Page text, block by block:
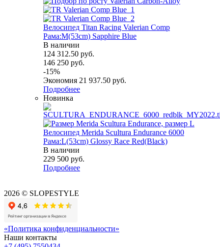
Велосипед Titan Racing Valerian Comp
Рама:M(53cm) Sapphire Blue
В наличии
124 312.50 руб.
146 250 руб.
-15%
Экономия 21 937.50 руб.
Подробнее
Новинка
Велосипед Merida Scultura Endurance 6000
Рама:L(53cm) Glossy Race Red(Black)
В наличии
229 500 руб.
Подробнее
2026 © SLOPESTYLE
«Политика конфиденциальности»
Наши контакты